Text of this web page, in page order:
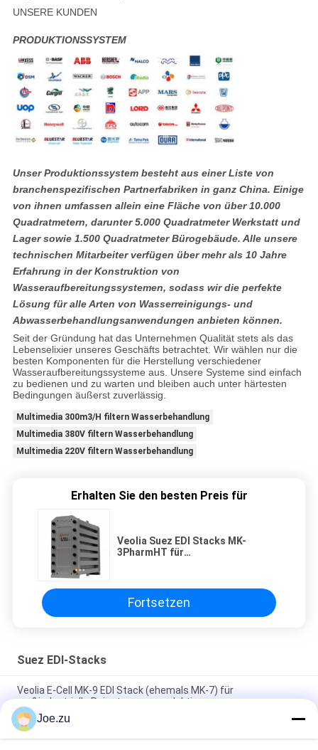
UNSERE KUNDEN
PRODUKTIONSSYSTEM
Unser Produktionssystem besteht aus einer Liste von
branchenspezifischen Partnerfabriken in ganz China. Einige
von ihnen umfassen allein eine Fläche von über 10.000
Quadratmetern, darunter 5.000 Quadratmeter Werkstatt und
Lager sowie 1.500 Quadratmeter Bürogebäude. Alle unsere
technischen Mitarbeiter verfügen über mehr als 10 Jahre
Erfahrung in der Konstruktion von
Wasseraufbereitungssystemen, sodass wir die perfekte
Lösung für alle Arten von Wasserreinigungs- und
Abwasserbehandlungsanwendungen anbieten können.
Seit der Gründung hat das Unternehmen Qualität stets als das
Lebenselixier unseres Geschäfts betrachtet. Wir wählen nur die
besten Komponenten für die Herstellung verschiedener
Wasseraufbereitungssysteme aus. Unsere Systeme sind einfach
zu bedienen und zu warten und bleiben auch unter härtesten
Bedingungen äußerst zuverlässig.
Multimedia 300m3/H filtern Wasserbehandlung
Multimedia 380V filtern Wasserbehandlung
Multimedia 220V filtern Wasserbehandlung
Erhalten Sie den besten Preis für
Veolia Suez EDI Stacks MK-
3PharmHT für
Fortsetzen
Suez EDI-Stacks
Veolia E-Cell MK-9 EDI Stack (ehemals MK-7) für
großindustrielle Reinstwasserproduktion
2.0-4,5 M3/h Veolia E-Cell MK-3 EDI-Stack für die mittlere
Ultrareinwasserproduktion
Joe.zu